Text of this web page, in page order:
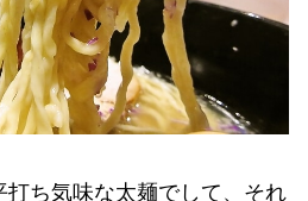
ち気味な太麺でして、それ